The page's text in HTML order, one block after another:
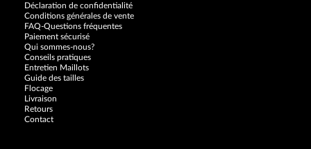
Déclaration de confidentialité
Conditions générales de vente
FAQ-Questions fréquentes
Paiement sécurisé
Qui sommes-nous?
Conseils pratiques
Entretien Maillots
Guide des tailles
Flocage
Livraison
Retours
Contact